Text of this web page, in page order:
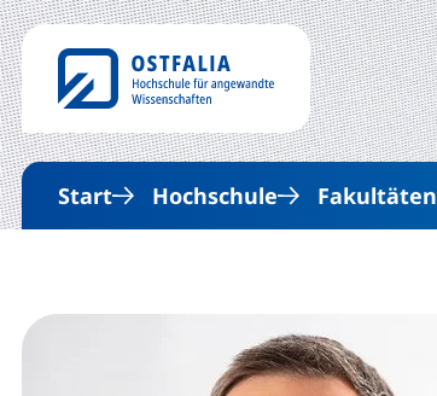
Start Hochschule Fakultäten